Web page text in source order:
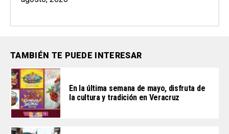
TAMBIÉN TE PUEDE INTERESAR
En la última semana de mayo, disfruta de
la cultura y tradición en Veracruz